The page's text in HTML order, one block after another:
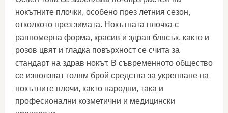
нокътните плочки, особено през летния сезон,
отколкото през зимата. Нокътната плочка с
равномерна форма, красив и здрав блясък, както и
розов цвят и гладка повърхност се счита за
стандарт на здрав нокът. В съвременното общество
се използват голям брой средства за укрепване на
нокътните плочи, както народни, така и
професионални козметични и медицински